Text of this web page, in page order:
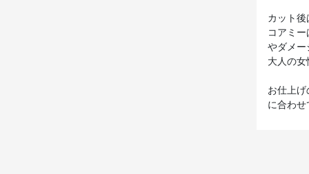
カット
コアミ
やダメー
大人の
お仕上
に合わ